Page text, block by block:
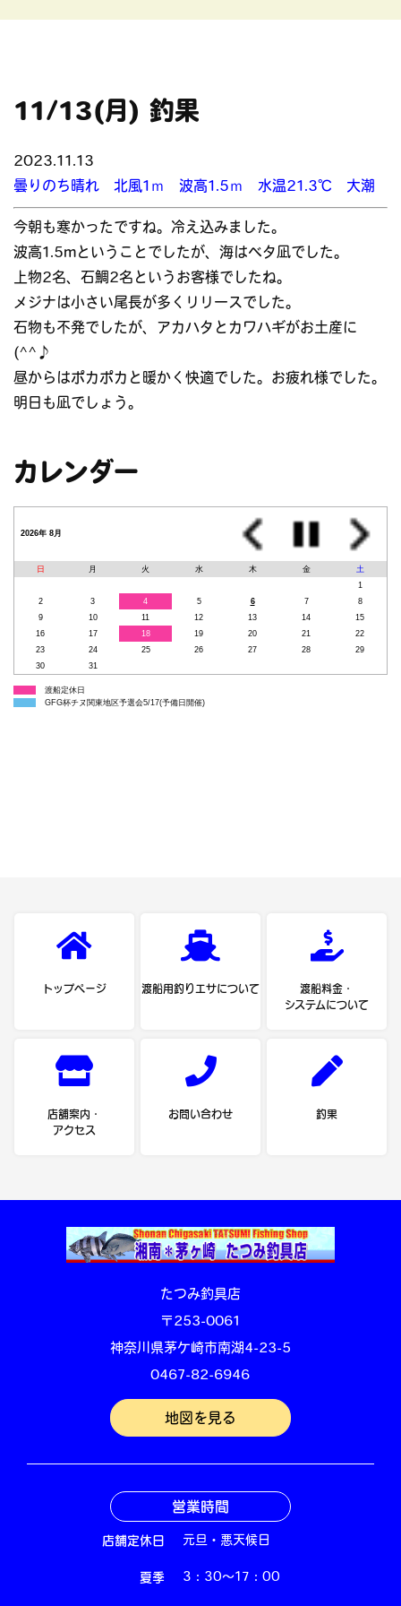
11/13(月) 釣果
2023.11.13
曇りのち晴れ 北風1ｍ 波高1.5ｍ 水温21.3℃ 大潮
今朝も寒かったですね。冷え込みました。
波高1.5mということでしたが、海はベタ凪でした。
上物2名、石鯛2名というお客様でしたね。
メジナは小さい尾長が多くリリースでした。
石物も不発でしたが、アカハタとカワハギがお土産に
(^^♪
昼からはポカポカと暖かく快適でした。お疲れ様でした。
明日も凪でしょう。
カレンダー
2026年 8月
日 月 火 水 木 金
土
1
2
3 4 5 6 7
8
9
10 11 12 13 14
15
16
17 18 19 20 21
22
23
24 25 26 27 28
29
30
31
渡船定休日
GFG杯チヌ関東地区予選会5/17(予備日開催)
トップページ 渡船用釣りエサについて
渡船料金・
システムについて
店舗案内・
アクセス
お問い合わせ 釣果
たつみ釣具店
〒253-0061
神奈川県茅ケ崎市南湖4-23-5
0467-82-6946
地図を見る
営業時間
店舗定休日 元旦・悪天候日
夏季 3：30～17：00